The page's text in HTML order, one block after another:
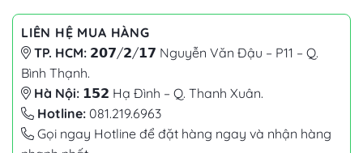
LIÊN HỆ MUA HÀNG
TP. HCM: 𝟮𝟬𝟳/𝟮/𝟭𝟳 Nguyễn Văn Đậu – P11 – Q.
Bình Thạnh.
Hà Nội: 𝟭𝟱𝟮 Hạ Đình – Q. Thanh Xuân.
Hotline: 081.219.6963
Gọi ngay Hotline để đặt hàng ngay và nhận hàng